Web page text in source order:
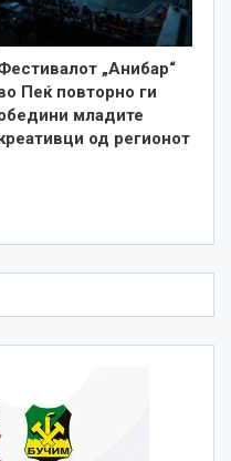
„Анибар“
Пеќ повторно ги
младите
од регионот